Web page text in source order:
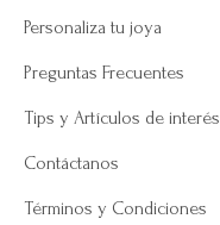
Personaliza tu joya
Preguntas Frecuentes
Tips y Artículos de interés
Contáctanos
Términos y Condiciones